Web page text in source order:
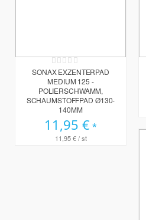
Rating:
0%
SONAX EXZENTERPAD
MEDIUM 125 -
POLIERSCHWAMM,
SCHAUMSTOFFPAD Ø130-
140MM
11,95 €
11,95 €/ st